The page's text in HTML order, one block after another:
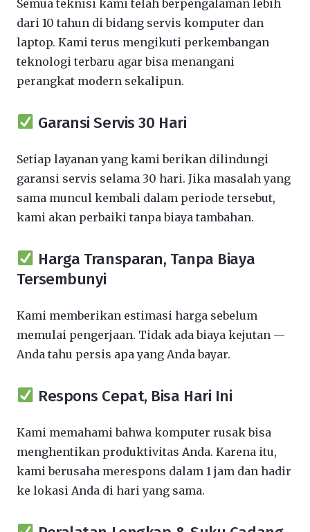
Semua teknisi kami telah berpengalaman lebih
dari 10 tahun di bidang servis komputer dan
laptop. Kami terus mengikuti perkembangan
teknologi terbaru agar bisa menangani
perangkat modern sekalipun.
Garansi Servis 30 Hari
Setiap layanan yang kami berikan dilindungi
garansi servis selama 30 hari. Jika masalah yang
sama muncul kembali dalam periode tersebut,
kami akan perbaiki tanpa biaya tambahan.
Harga Transparan, Tanpa Biaya
Tersembunyi
Kami memberikan estimasi harga sebelum
memulai pengerjaan. Tidak ada biaya kejutan —
Anda tahu persis apa yang Anda bayar.
Respons Cepat, Bisa Hari Ini
Kami memahami bahwa komputer rusak bisa
menghentikan produktivitas Anda. Karena itu,
kami berusaha merespons dalam 1 jam dan hadir
ke lokasi Anda di hari yang sama.